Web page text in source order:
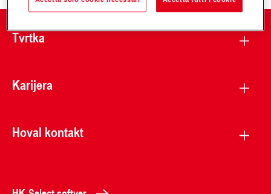
Tvrtka
Karijera
Hoval kontakt